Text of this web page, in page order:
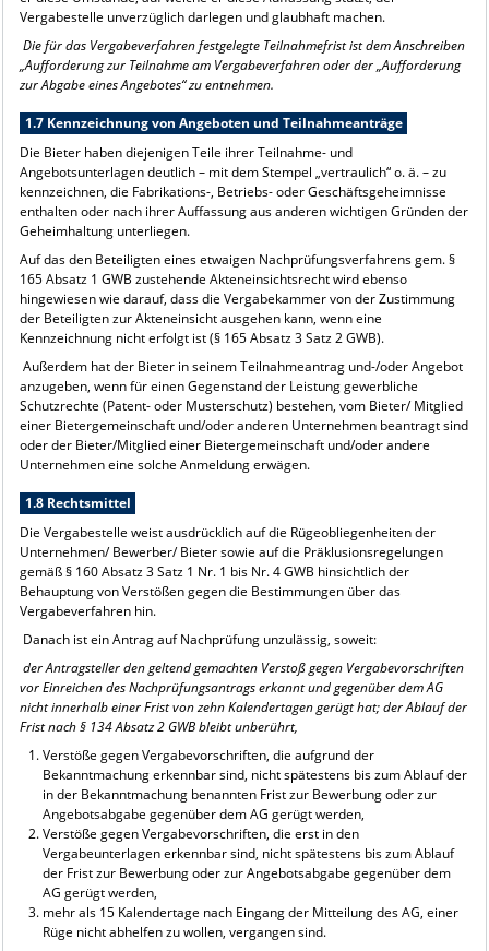
Vergabestelle unverzüglich darlegen und glaubhaft machen.
Die für das Vergabeverfahren festgelegte Teilnahmefrist ist dem Anschreiben
„Aufforderung zur Teilnahme am Vergabeverfahren oder der „Aufforderung
zur Abgabe eines Angebotes“ zu entnehmen.
1.7 Kennzeichnung von Angeboten und Teilnahmeanträge
Die Bieter haben diejenigen Teile ihrer Teilnahme- und
Angebotsunterlagen deutlich – mit dem Stempel „vertraulich“ o. ä. – zu
kennzeichnen, die Fabrikations-, Betriebs- oder Geschäftsgeheimnisse
enthalten oder nach ihrer Auffassung aus anderen wichtigen Gründen der
Geheimhaltung unterliegen.
Auf das den Beteiligten eines etwaigen Nachprüfungsverfahrens gem. §
165 Absatz 1 GWB zustehende Akteneinsichtsrecht wird ebenso
hingewiesen wie darauf, dass die Vergabekammer von der Zustimmung
der Beteiligten zur Akteneinsicht ausgehen kann, wenn eine
Kennzeichnung nicht erfolgt ist (§ 165 Absatz 3 Satz 2 GWB).
Außerdem hat der Bieter in seinem Teilnahmeantrag und-/oder Angebot
anzugeben, wenn für einen Gegenstand der Leistung gewerbliche
Schutzrechte (Patent- oder Musterschutz) bestehen, vom Bieter/ Mitglied
einer Bietergemeinschaft und/oder anderen Unternehmen beantragt sind
oder der Bieter/Mitglied einer Bietergemeinschaft und/oder andere
Unternehmen eine solche Anmeldung erwägen.
1.8 Rechtsmittel
Die Vergabestelle weist ausdrücklich auf die Rügeobliegenheiten der
Unternehmen/ Bewerber/ Bieter sowie auf die Präklusionsregelungen
gemäß § 160 Absatz 3 Satz 1 Nr. 1 bis Nr. 4 GWB hinsichtlich der
Behauptung von Verstößen gegen die Bestimmungen über das
Vergabeverfahren hin.
Danach ist ein Antrag auf Nachprüfung unzulässig, soweit:
der Antragsteller den geltend gemachten Verstoß gegen Vergabevorschriften
vor Einreichen des Nachprüfungsantrags erkannt und gegenüber dem AG
nicht innerhalb einer Frist von zehn Kalendertagen gerügt hat; der Ablauf der
Frist nach § 134 Absatz 2 GWB bleibt unberührt,
Verstöße gegen Vergabevorschriften, die aufgrund der
Bekanntmachung erkennbar sind, nicht spätestens bis zum Ablauf der
in der Bekanntmachung benannten Frist zur Bewerbung oder zur
Angebotsabgabe gegenüber dem AG gerügt werden,
Verstöße gegen Vergabevorschriften, die erst in den
Vergabeunterlagen erkennbar sind, nicht spätestens bis zum Ablauf
der Frist zur Bewerbung oder zur Angebotsabgabe gegenüber dem
AG gerügt werden,
mehr als 15 Kalendertage nach Eingang der Mitteilung des AG, einer
Rüge nicht abhelfen zu wollen, vergangen sind.